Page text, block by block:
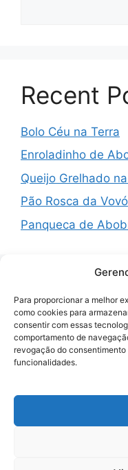
Para proporcionar a melhor
como cookies para
consentir com essas
comportamento de
revogação do
funcionalidades.
Recent
Bolo Céu na Terra
Enroladinho de
Queijo Grelhado
Pão Rosca da Vovó
Panqueca de
Recent
A WordPress
© 2026 Zenauraf